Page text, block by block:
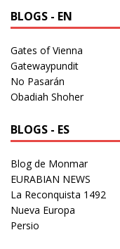
BLOGS - EN
Gates of Vienna
Gatewaypundit
No Pasarán
Obadiah Shoher
BLOGS - ES
Blog de Monmar
EURABIAN NEWS
La Reconquista 1492
Nueva Europa
Persio